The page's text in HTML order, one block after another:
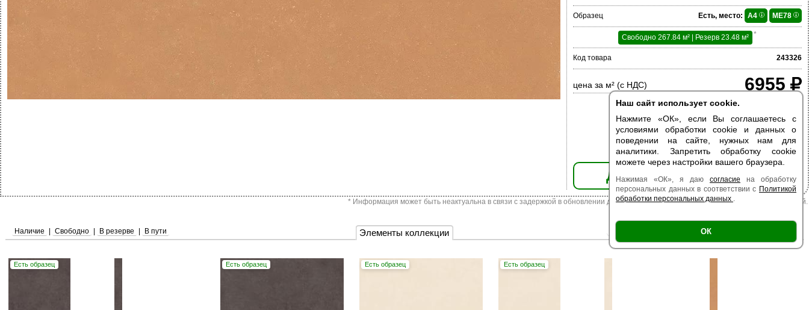
Наш сайт использует cookie.
Нажмите «ОК», если Вы соглашаетесь с
условиями обработки cookie и данных о
поведении на сайте, нужных нам для
аналитики. Запретить обработку cookie
можете через настройки вашего браузера.
Нажимая «ОК», я даю согласие на обработку
персональных данных в соответствии с Политикой
обработки персональных данных .
ОК
Образец Есть, место: A4 ME78
Свободно 267.84 м² | Резерв 23.48 м² *
Код товара 243326
цена за м² (с НДС) 6955
ДОБАВИТЬ В КОРЗИНУ
* Информация может быть неактуальна в связи с задержкой в обновлении данных. Цена из наличия может отличаться от указанной.
Элементы коллекции
Наличие Свободно В резерве В пути Поверхность
Есть образец Есть образец Есть образец Есть образец